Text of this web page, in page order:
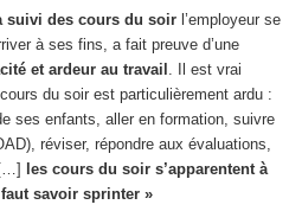
suivi des cours du soir l’employeur se
à ses fins, a fait preuve d’une
et ardeur au travail . Il est vrai
du soir est particulièrement ardu :
ses enfants, aller en formation, suivre
), réviser, répondre aux évaluations,
les cours du soir s’apparentent à
savoir sprinter »